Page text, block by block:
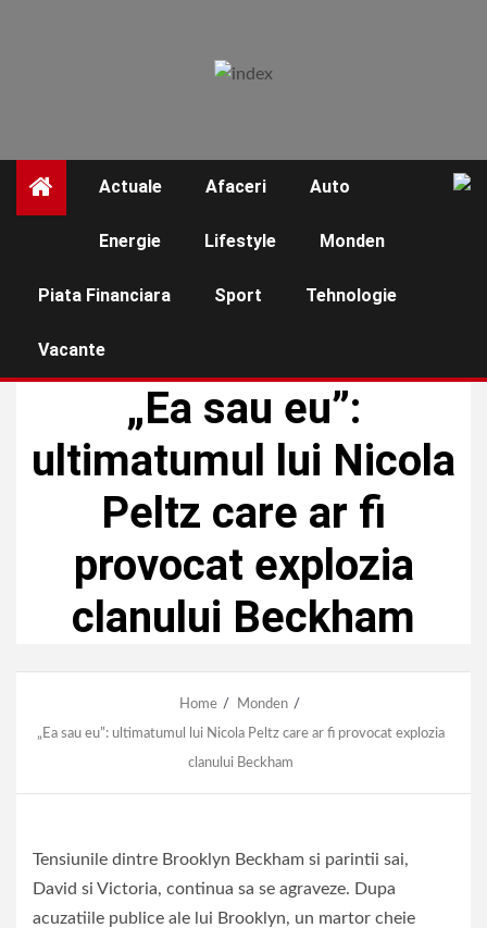
Actuale Afaceri Auto
Energie Lifestyle Monden
Piata Financiara Sport Tehnologie
Vacante
„Ea sau eu”:
ultimatumul lui Nicola
Peltz care ar fi
provocat explozia
clanului Beckham
Home Monden
„Ea sau eu”: ultimatumul lui Nicola Peltz care ar fi provocat explozia
clanului Beckham
Tensiunile dintre Brooklyn Beckham si parintii sai,
David si Victoria, continua sa se agraveze. Dupa
acuzatiile publice ale lui Brooklyn, un martor cheie